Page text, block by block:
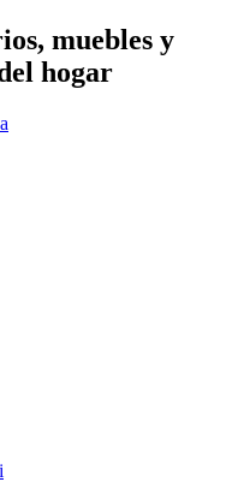
muebles y
hogar